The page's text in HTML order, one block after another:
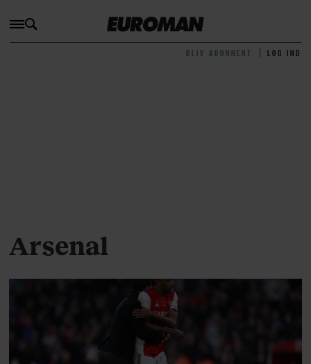
BLIV ABONNENT LOG IND
Arsenal